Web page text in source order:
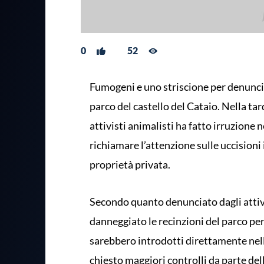
0 52
Fumogeni e uno striscione per
parco del castello del Cataio. Nella
attivisti animalisti ha fatto irruzione
richiamare l’attenzione sulle
proprietà privata.
Secondo quanto denunciato dagli
danneggiato le recinzioni del parco
sarebbero introdotti direttamente
chiesto maggiori controlli da parte